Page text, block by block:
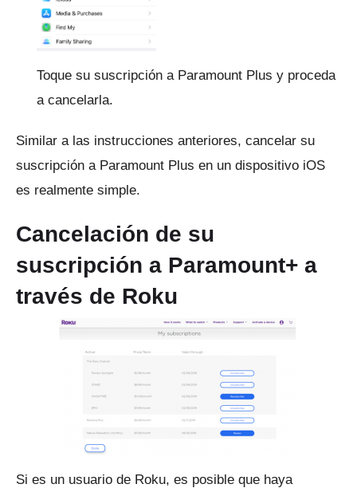
Toque su suscripción a Paramount Plus y proceda
a cancelarla.
Similar a las instrucciones anteriores, cancelar su
suscripción a Paramount Plus en un dispositivo iOS
es realmente simple.
Cancelación de su
suscripción a Paramount+ a
través de Roku
Si es un usuario de Roku, es posible que haya